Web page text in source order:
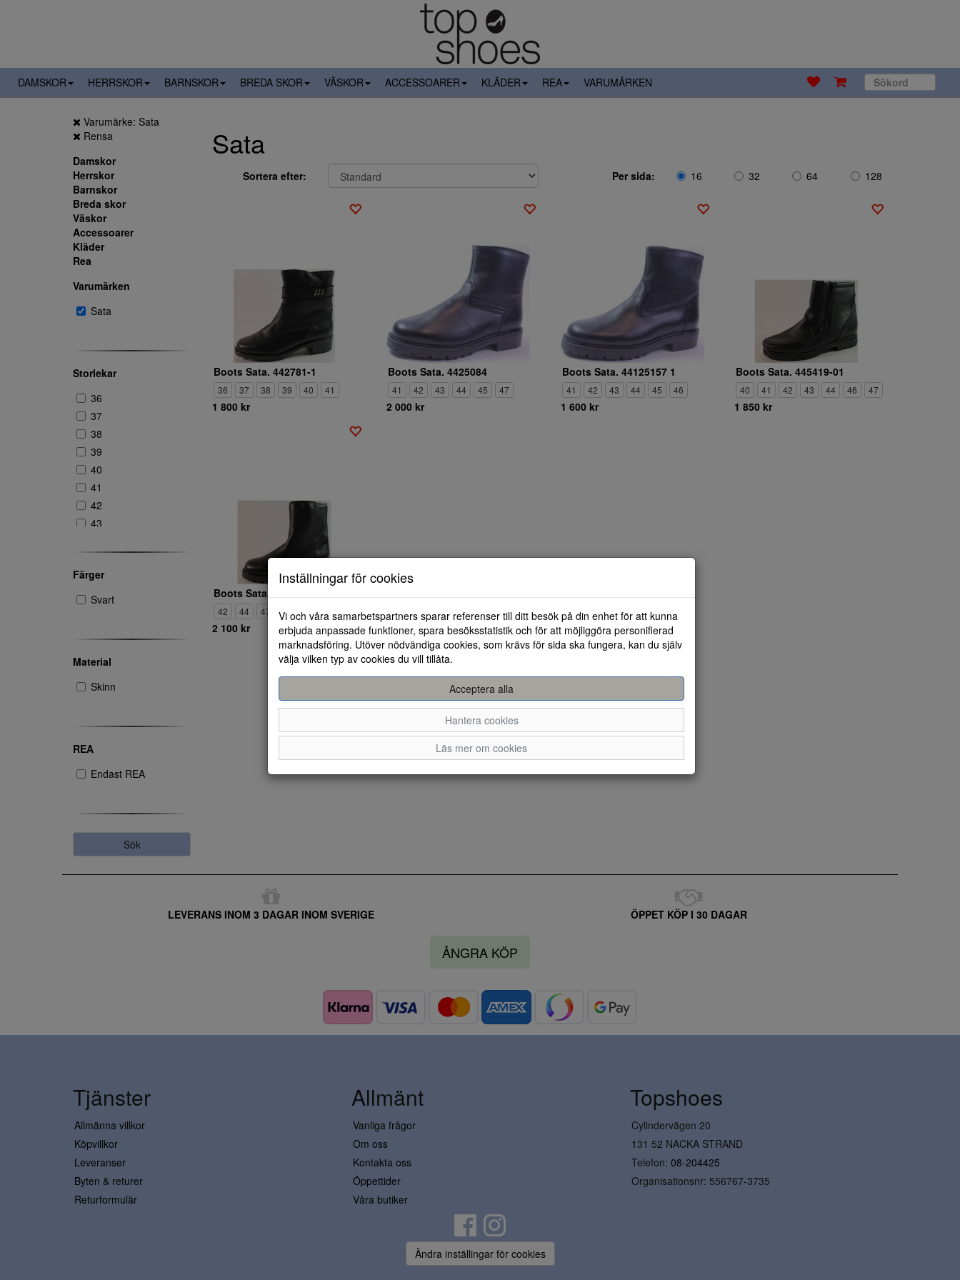
DAMSKOR HERRSKOR BARNSKOR BREDA SKOR VÄSKOR ACCESSOARER KLÄDER REA VARUMÄRKEN
Varumärke: Sata
Rensa
Damskor
Herrskor
Barnskor
Breda skor
Väskor
Accessoarer
Kläder
Rea
Varumärken
Sata
Storlekar
36
37
38
39
40
41
42
43
46
47
Färger
Svart
Material
Skinn
REA
Endast REA
Sök
Sata
Sortera efter: Per sida: 16 32 64 128
Boots Sata. 442781-1
36 37 38 39 40 41
1 800 kr
Boots Sata. 4425084
41 42 43 44 45 47
2 000 kr
Boots Sata. 44125157 1
41 42 43 44 45 46
1 600 kr
Boots Sata. 445419-01
40 41 42 43 44 46 47
1 850 kr
Boots Sata. 445149-1
42 44 47
2 100 kr
LEVERANS INOM 3 DAGAR INOM SVERIGE ÖPPET KÖP I 30 DAGAR
ÅNGRA KÖP
Inställningar för cookies
Vi och våra samarbetspartners sparar referenser till ditt besök på din enhet för att kunna
erbjuda anpassade funktioner, spara besöksstatistik och för att möjliggöra personifierad
marknadsföring. Utöver nödvändiga cookies, som krävs för sida ska fungera, kan du själv
välja vilken typ av cookies du vill tillåta.
Acceptera alla
Hantera cookies
Läs mer om cookies
Tjänster
Allmänna villkor
Köpvillkor
Leveranser
Byten & returer
Returformulär
Allmänt
Vanliga frågor
Om oss
Kontakta oss
Öppettider
Våra butiker
Topshoes
Cylindervägen 20
131 52 NACKA STRAND
Telefon: 08-204425
Organisationsnr: 556767-3735
Ändra inställingar för cookies